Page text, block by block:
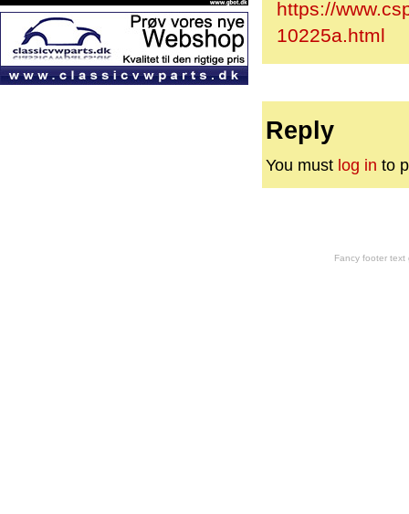
https://
10225a.html
Reply
You must log in to
Fancy footer